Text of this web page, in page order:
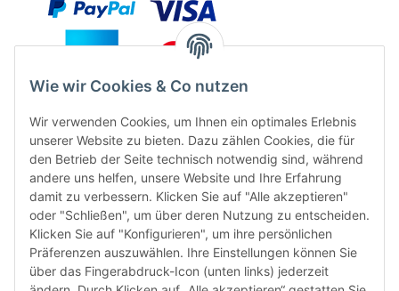
FÜR EUCH UNTERWEGS
Wie wir Cookies & Co nutzen
Wir verwenden Cookies, um Ihnen ein optimales Erlebnis
unserer Website zu bieten. Dazu zählen Cookies, die für
den Betrieb der Seite technisch notwendig sind, während
andere uns helfen, unsere Website und Ihre Erfahrung
damit zu verbessern. Klicken Sie auf "Alle akzeptieren"
oder "Schließen", um über deren Nutzung zu entscheiden.
Klicken Sie auf "Konfigurieren", um ihre persönlichen
Präferenzen auszuwählen. Ihre Einstellungen können Sie
über das Fingerabdruck-Icon (unten links) jederzeit